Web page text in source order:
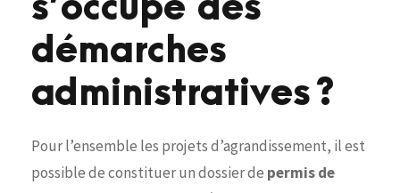
démarches
administratives ?
Pour l’ensemble les projets d’agrandissement, il est
possible de constituer un dossier de permis de